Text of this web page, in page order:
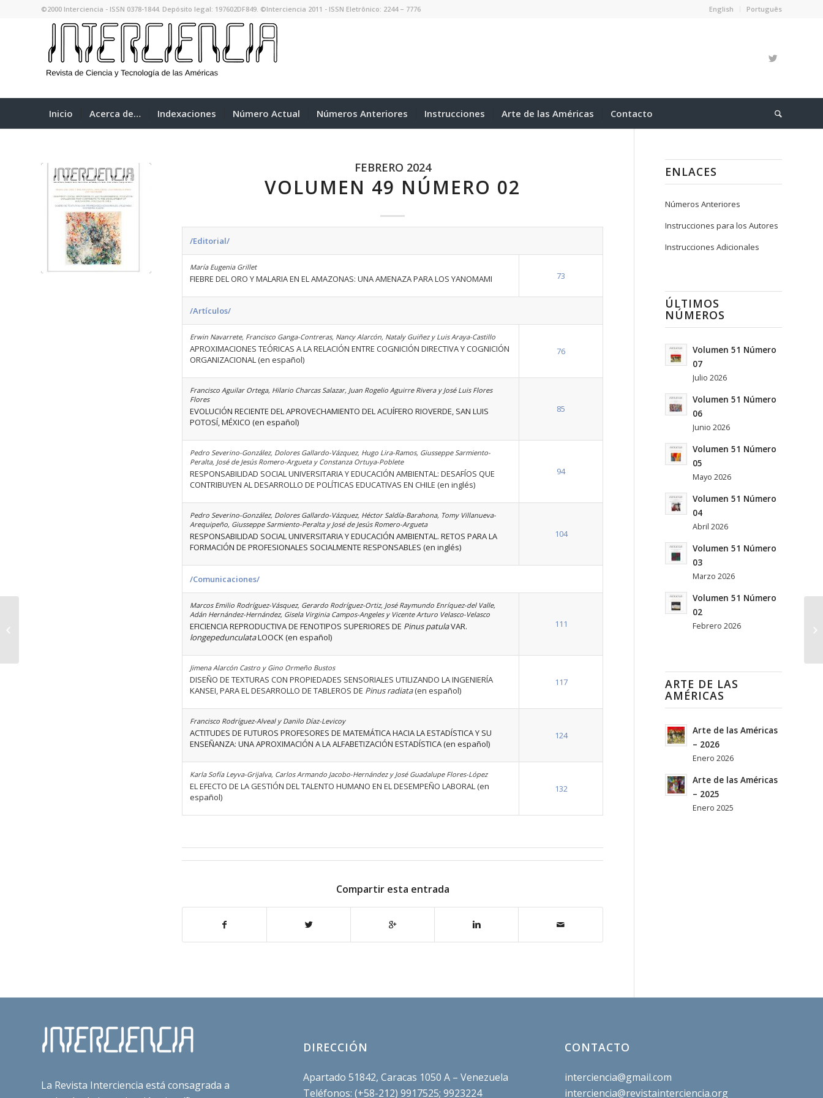
English Português
©2000 Interciencia - ISSN 0378-1844. Depósito legal: 197602DF849. ©Interciencia 2011 - ISSN Eletrônico: 2244 – 7776
Inicio Acerca de… Indexaciones Número Actual Números Anteriores Instrucciones Arte de las Américas Contacto
FEBRERO 2024
VOLUMEN 49 NÚMERO 02
/Editorial/
María Eugenia Grillet
FIEBRE DEL ORO Y MALARIA EN EL AMAZONAS: UNA AMENAZA PARA LOS YANOMAMI 73
/Artículos/
Erwin Navarrete, Francisco Ganga-Contreras, Nancy Alarcón, Nataly Guiñez y Luis Araya-Castillo
APROXIMACIONES TEÓRICAS A LA RELACIÓN ENTRE COGNICIÓN DIRECTIVA Y COGNICIÓN
ORGANIZACIONAL (en español)
76
Francisco Aguilar Ortega, Hilario Charcas Salazar, Juan Rogelio Aguirre Rivera y José Luis Flores
Flores
EVOLUCIÓN RECIENTE DEL APROVECHAMIENTO DEL ACUÍFERO RIOVERDE, SAN LUIS
POTOSÍ, MÉXICO (en español)
85
Pedro Severino-González, Dolores Gallardo-Vázquez, Hugo Lira-Ramos, Giusseppe Sarmiento-
Peralta, José de Jesús Romero-Argueta y Constanza Ortuya-Poblete
RESPONSABILIDAD SOCIAL UNIVERSITARIA Y EDUCACIÓN AMBIENTAL: DESAFÍOS QUE
CONTRIBUYEN AL DESARROLLO DE POLÍTICAS EDUCATIVAS EN CHILE (en inglés)
94
Pedro Severino-González, Dolores Gallardo-Vázquez, Héctor Saldía-Barahona, Tomy Villanueva-
Arequipeño, Giusseppe Sarmiento-Peralta y José de Jesús Romero-Argueta
RESPONSABILIDAD SOCIAL UNIVERSITARIA Y EDUCACIÓN AMBIENTAL. RETOS PARA LA
FORMACIÓN DE PROFESIONALES SOCIALMENTE RESPONSABLES (en inglés)
104
/Comunicaciones/
Marcos Emilio Rodríguez-Vásquez, Gerardo Rodríguez-Ortiz, José Raymundo Enríquez-del Valle,
Adán Hernández-Hernández, Gisela Virginia Campos-Angeles y Vicente Arturo Velasco-Velasco
EFICIENCIA REPRODUCTIVA DE FENOTIPOS SUPERIORES DE Pinus patulaVAR.
longepedunculataLOOCK (en español)
111
Jimena Alarcón Castro y Gino Ormeño Bustos
DISEÑO DE TEXTURAS CON PROPIEDADES SENSORIALES UTILIZANDO LA INGENIERÍA
KANSEI, PARA EL DESARROLLO DE TABLEROS DE Pinus radiata(en español)
117
Francisco Rodríguez-Alveal y Danilo Díaz-Levicoy
ACTITUDES DE FUTUROS PROFESORES DE MATEMÁTICA HACIA LA ESTADÍSTICA Y SU
ENSEÑANZA: UNA APROXIMACIÓN A LA ALFABETIZACIÓN ESTADÍSTICA (en español)
124
Karla Sofía Leyva-Grijalva, Carlos Armando Jacobo-Hernández y José Guadalupe Flores-López
EL EFECTO DE LA GESTIÓN DEL TALENTO HUMANO EN EL DESEMPEÑO LABORAL (en
español)
132
Compartir esta entrada
ENLACES
Números Anteriores
Instrucciones para los Autores
Instrucciones Adicionales
ÚLTIMOS
NÚMEROS
Volumen 51 Número
07
Julio 2026
Volumen 51 Número
06
Junio 2026
Volumen 51 Número
05
Mayo 2026
Volumen 51 Número
04
Abril 2026
Volumen 51 Número
03
Marzo 2026
Volumen 51 Número
02
Febrero 2026
ARTE DE LAS
AMÉRICAS
Arte de las Américas
– 2026
Enero 2026
Arte de las Américas
– 2025
Enero 2025
La Revista Interciencia está consagrada a
DIRECCIÓN
Apartado 51842, Caracas 1050 A – Venezuela
Teléfonos: (+58-212) 9917525; 9923224
CONTACTO
interciencia@gmail.com
interciencia@revistainterciencia.org